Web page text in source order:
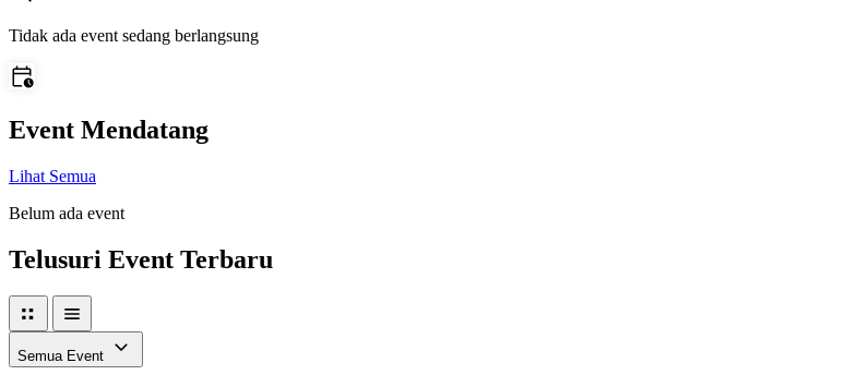
Tidak ada event sedang berlangsung
Event Mendatang
Lihat Semua
Belum ada event
Telusuri Event Terbaru
Semua Event